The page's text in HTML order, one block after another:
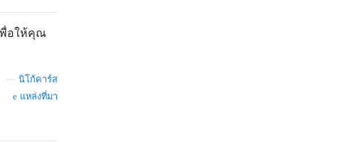
พื่อให้คุณ
นิโก้คาร์ส
แหล่งที่มา